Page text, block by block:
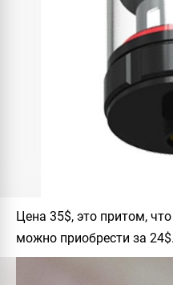
Цена 35$, это притом,
можно приобрести за